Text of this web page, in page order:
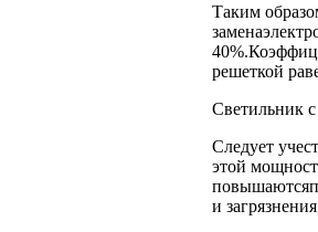
Таким
решеткой
Светильник
Следует
этой
и